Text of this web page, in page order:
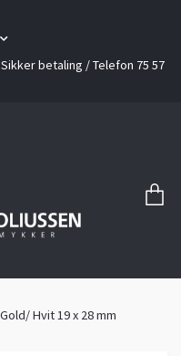
betaling / Telefon 75 57
Hvit 19 x 28 mm